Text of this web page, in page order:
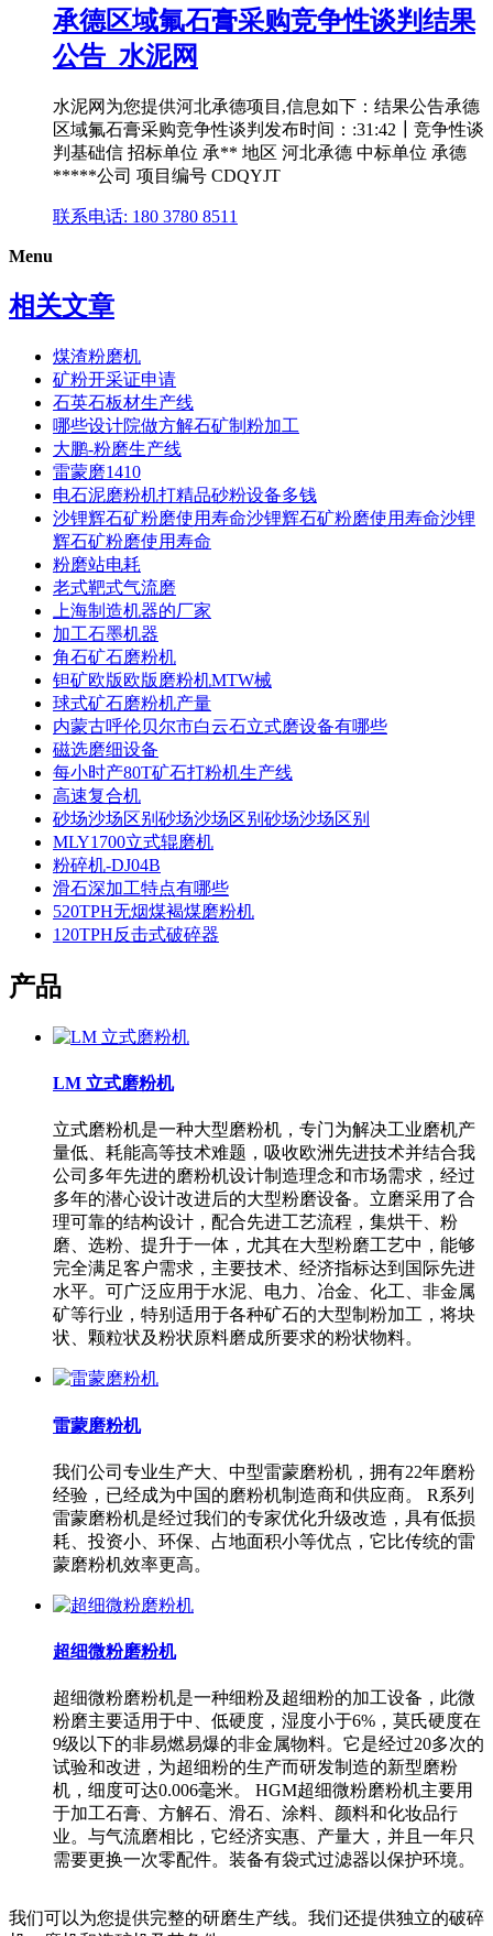
承德区域氟石膏采购竞争性谈判结果
公告_水泥网
水泥网为您提供河北承德项目,信息如下：结果公告承德
区域氟石膏采购竞争性谈判发布时间：:31:42┃竞争性谈
判基础信 招标单位 承** 地区 河北承德 中标单位 承德
*****公司 项目编号 CDQYJT
联系电话: 180 3780 8511
Menu
相关文章
煤渣粉磨机
矿粉开采证申请
石英石板材生产线
哪些设计院做方解石矿制粉加工
大鹏-粉磨生产线
雷蒙磨1410
电石泥磨粉机打精品砂粉设备多钱
沙锂辉石矿粉磨使用寿命沙锂辉石矿粉磨使用寿命沙锂
辉石矿粉磨使用寿命
粉磨站电耗
老式靶式气流磨
上海制造机器的厂家
加工石墨机器
角石矿石磨粉机
钽矿欧版欧版磨粉机MTW械
球式矿石磨粉机产量
内蒙古呼伦贝尔市白云石立式磨设备有哪些
磁选磨细设备
每小时产80T矿石打粉机生产线
高速复合机
砂场沙场区别砂场沙场区别砂场沙场区别
MLY1700立式辊磨机
粉碎机-DJ04B
滑石深加工特点有哪些
520TPH无烟煤褐煤磨粉机
120TPH反击式破碎器
产品
LM 立式磨粉机
立式磨粉机是一种大型磨粉机，专门为解决工业磨机产
量低、耗能高等技术难题，吸收欧洲先进技术并结合我
公司多年先进的磨粉机设计制造理念和市场需求，经过
多年的潜心设计改进后的大型粉磨设备。立磨采用了合
理可靠的结构设计，配合先进工艺流程，集烘干、粉
磨、选粉、提升于一体，尤其在大型粉磨工艺中，能够
完全满足客户需求，主要技术、经济指标达到国际先进
水平。可广泛应用于水泥、电力、冶金、化工、非金属
矿等行业，特别适用于各种矿石的大型制粉加工，将块
状、颗粒状及粉状原料磨成所要求的粉状物料。
雷蒙磨粉机
我们公司专业生产大、中型雷蒙磨粉机，拥有22年磨粉
经验，已经成为中国的磨粉机制造商和供应商。 R系列
雷蒙磨粉机是经过我们的专家优化升级改造，具有低损
耗、投资小、环保、占地面积小等优点，它比传统的雷
蒙磨粉机效率更高。
超细微粉磨粉机
超细微粉磨粉机是一种细粉及超细粉的加工设备，此微
粉磨主要适用于中、低硬度，湿度小于6%，莫氏硬度在
9级以下的非易燃易爆的非金属物料。它是经过20多次的
试验和改进，为超细粉的生产而研发制造的新型磨粉
机，细度可达0.006毫米。 HGM超细微粉磨粉机主要用
于加工石膏、方解石、滑石、涂料、颜料和化妆品行
业。与气流磨相比，它经济实惠、产量大，并且一年只
需要更换一次零配件。装备有袋式过滤器以保护环境。
我们可以为您提供完整的研磨生产线。我们还提供独立的破碎